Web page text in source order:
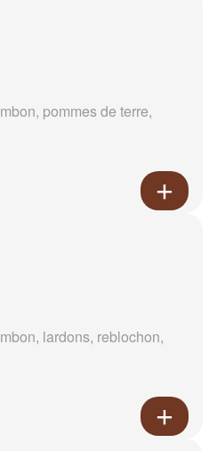
pommes de terre,
lardons, reblochon,